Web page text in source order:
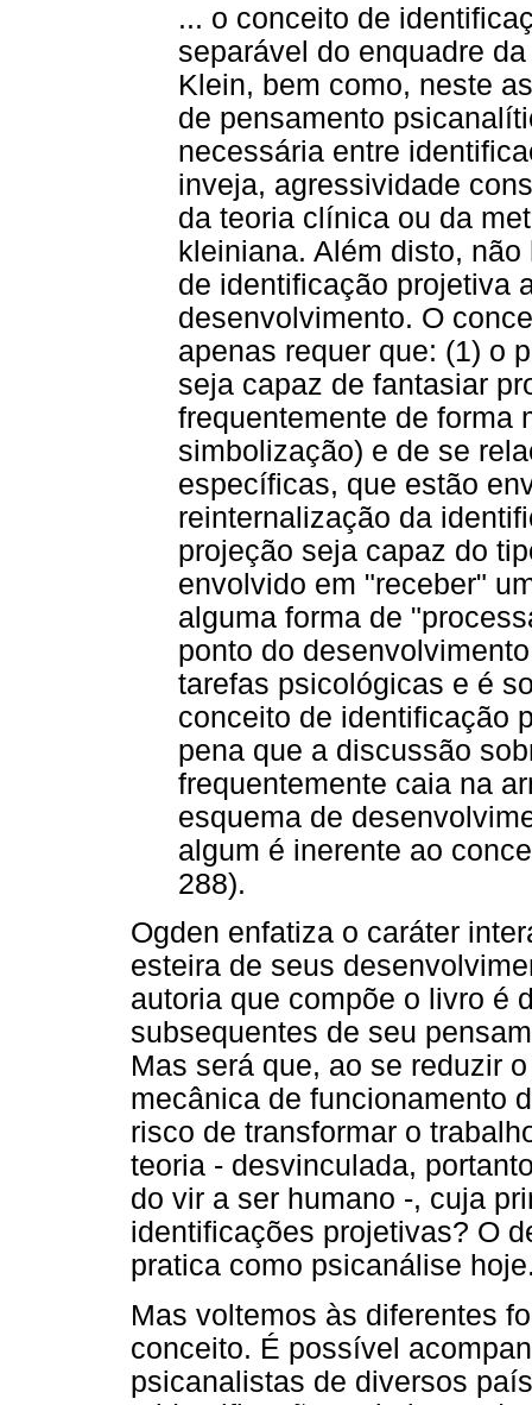
... o conceito de
separável do enquadre
Klein, bem como, neste
de pensamento
necessária entre
inveja, agressividade
da teoria clínica ou da
kleiniana. Além disto,
de identificação projetiva
desenvolvimento. O
apenas requer que: (1) o
seja capaz de fantasiar
frequentemente de forma
simbolização) e de se
específicas, que estão
reinternalização da
projeção seja capaz do
envolvido em "receber"
alguma forma de
ponto do
tarefas psicológicas e é
conceito de identificação
pena que a discussão
frequentemente caia na
esquema de
algum é inerente ao
288).
Ogden enfatiza o caráter
esteira de seus
autoria que compõe o livro é
subsequentes de seu
Mas será que, ao se reduzir
mecânica de funcionamento
risco de transformar o
teoria - desvinculada,
do vir a ser humano -, cuja
identificações projetivas? O
pratica como psicanálise
Mas voltemos às diferentes
conceito. É possível
psicanalistas de diversos